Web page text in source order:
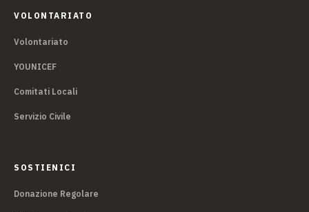
VOLONTARIATO
Volontariato
YOUNICEF
Comitati Locali
Servizio Civile
SOSTIENICI
Donazione Regolare